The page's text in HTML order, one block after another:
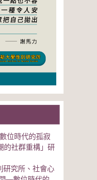
位時代的孤寂
的社群重構」研
研究所、社會心